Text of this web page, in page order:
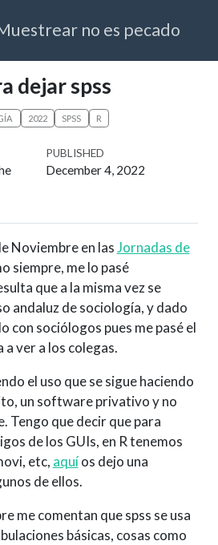
no es pecado
dejar spss
2022 SPSS R
PUBLISHED
December 4, 2022
Noviembre en lasJornadas de
siempre, me lo pasé
que a la misma vez se
andaluz de sociología, y dado
con sociólogos pues me pasé el
ver a los colegas.
el uso que se sigue haciendo
un software privativo y no
Tengo que decir que para
de los GUIs, en R tenemos
etc, aquíos dejo una
de ellos.
me comentan que spss se usa
básicas, cosas como